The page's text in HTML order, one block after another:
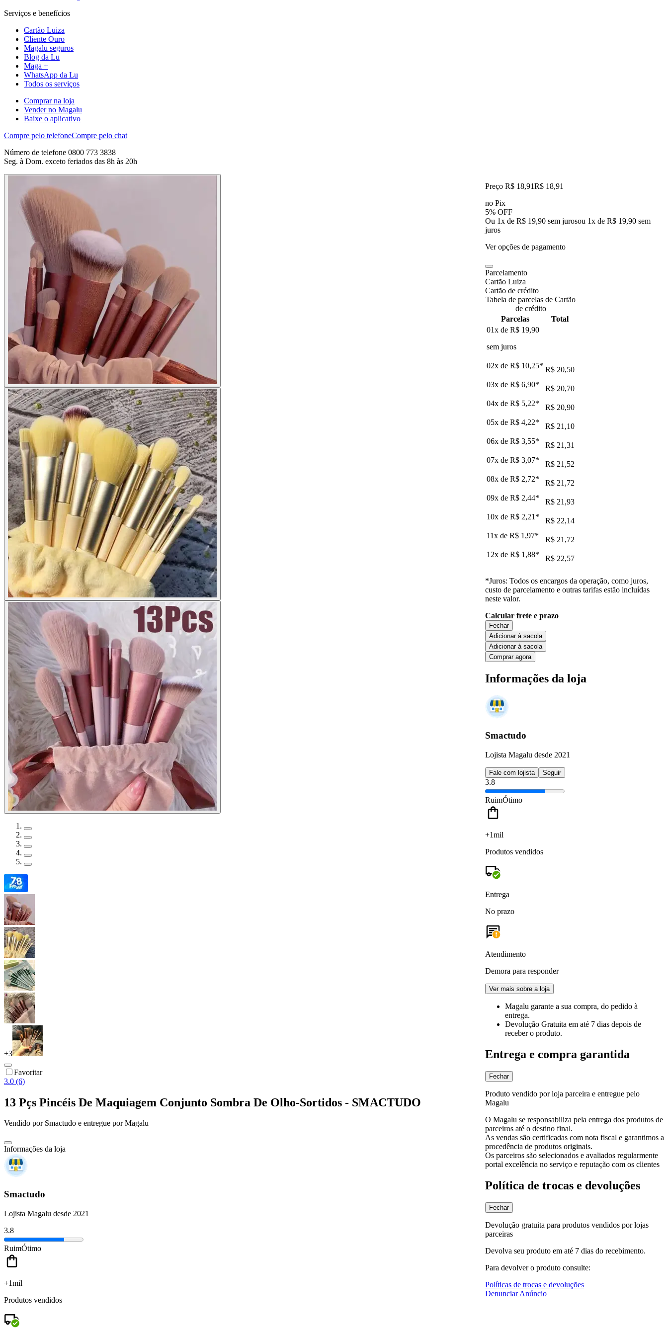
Serviços e benefícios
Cartão Luiza
Cliente Ouro
Magalu seguros
Blog da Lu
Maga +
WhatsApp da Lu
Todos os serviços
Comprar na loja
Vender no Magalu
Baixe o aplicativo
Compre pelo telefoneCompre pelo chat
Número de telefone 0800 773 3838
Seg. à Dom. exceto feriados das 8h às 20h
+3
Favoritar
3.0 (6)
13 Pçs Pincéis De Maquiagem Conjunto Sombra De Olho-Sortidos - SMACTUDO
Vendido por Smactudo e entregue por Magalu
Informações da loja
Smactudo
Lojista Magalu desde 2021
3.8
RuimÓtimo
+1mil
Produtos vendidos
Preço R$ 18,91R$ 18,91
no Pix
5% OFF
Ou 1x de R$ 19,90 sem jurosou 1x de R$ 19,90 sem
juros
Ver opções de pagamento
Parcelamento
Cartão Luiza
Cartão de crédito
Tabela de parcelas de Cartão
de crédito
Parcelas
Total
01x de R$ 19,90
sem juros
02x de R$ 10,25* R$ 20,50
03x de R$ 6,90*
R$ 20,70
04x de R$ 5,22*
R$ 20,90
05x de R$ 4,22*
R$ 21,10
06x de R$ 3,55*
R$ 21,31
07x de R$ 3,07*
R$ 21,52
08x de R$ 2,72*
R$ 21,72
09x de R$ 2,44*
R$ 21,93
10x de R$ 2,21 *
R$ 22,14
11x de R$ 1,97*
R$ 21,72
12x de R$ 1,88* R$ 22,57
*Juros: Todos os encargos da operação, como juros,
custo de parcelamento e outras tarifas estão incluídas
neste valor.
Calcular frete e prazo
Fechar
Adicionar à sacola
Adicionar à sacola
Comprar agora
Informações da loja
Smactudo
Lojista Magalu desde 2021
Fale com lojista Seguir
3.8
RuimÓtimo
+1mil
Produtos vendidos
Entrega
No prazo
Atendimento
Demora para responder
Ver mais sobre a loja
Magalu garante a sua compra, do pedido à
entrega.
Devolução Gratuita em até 7 dias depois de
receber o produto.
Entrega e compra garantida
Fechar
Produto vendido por loja parceira e entregue pelo
Magalu
O Magalu se responsabiliza pela entrega dos produtos de
parceiros até o destino final.
As vendas são certificadas com nota fiscal e garantimos a
procedência de produtos originais.
Os parceiros são selecionados e avaliados regularmente
portal excelência no serviço e reputação com os clientes
Política de trocas e devoluções
Fechar
Devolução gratuita para produtos vendidos por lojas
parceiras
Devolva seu produto em até 7 dias do recebimento.
Para devolver o produto consulte:
Políticas de trocas e devoluções
Denunciar Anúncio